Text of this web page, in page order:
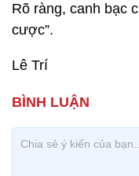
Rõ ràng, canh bạc
cược”.
Lê Trí